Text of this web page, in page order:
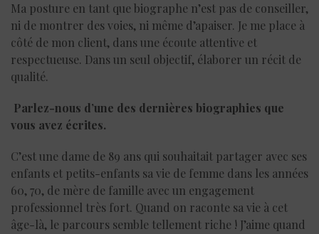
Ma posture en tant que biographe n’est pas de conseiller,
ni de montrer des voies, ni même d’apaiser. Je me place à
côté de mon client, dans une écoute attentive et
respectueuse. Dans un seul objectif, élaborer un récit de
qualité.
Parlez-nous d’une des dernières biographies que
vous avez écrites.
C’est une dame de 89 ans qui souhaitait partager avec ses
enfants et petits-enfants sa vie de femme dans les années
60, 70, de mère de famille avec un engagement
professionnel très fort. Quand on raconte sa vie à cet
âge-là, le parcours semble tellement riche ! J’aime quand